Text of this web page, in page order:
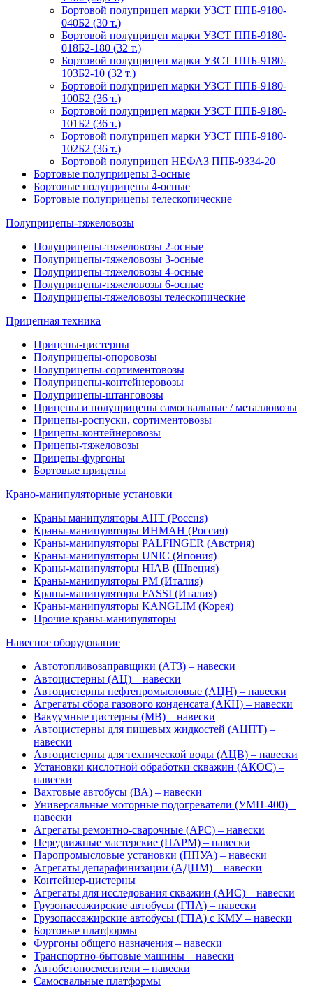
Бортовой полуприцеп марки УЗСТ ППБ-9180-
040Б2 (30 т.)
Бортовой полуприцеп марки УЗСТ ППБ-9180-
018Б2-180 (32 т.)
Бортовой полуприцеп марки УЗСТ ППБ-9180-
103Б2-10 (32 т.)
Бортовой полуприцеп марки УЗСТ ППБ-9180-
100Б2 (36 т.)
Бортовой полуприцеп марки УЗСТ ППБ-9180-
101Б2 (36 т.)
Бортовой полуприцеп марки УЗСТ ППБ-9180-
102Б2 (36 т.)
Бортовой полуприцеп НЕФАЗ ППБ-9334-20
Бортовые полуприцепы 3-осные
Бортовые полуприцепы 4-осные
Бортовые полуприцепы телескопические
Полуприцепы-тяжеловозы
Полуприцепы-тяжеловозы 2-осные
Полуприцепы-тяжеловозы 3-осные
Полуприцепы-тяжеловозы 4-осные
Полуприцепы-тяжеловозы 6-осные
Полуприцепы-тяжеловозы телескопические
Прицепная техника
Прицепы-цистерны
Полуприцепы-опоровозы
Полуприцепы-сортиментовозы
Полуприцепы-контейнеровозы
Полуприцепы-штанговозы
Прицепы и полуприцепы самосвальные / металловозы
Прицепы-роспуски, сортиментовозы
Прицепы-контейнеровозы
Прицепы-тяжеловозы
Прицепы-фургоны
Бортовые прицепы
Крано-манипуляторные установки
Краны манипуляторы АНТ (Россия)
Краны-манипуляторы ИНМАН (Россия)
Краны-манипуляторы PALFINGER (Австрия)
Краны-манипуляторы UNIC (Япония)
Краны-манипуляторы HIAB (Швеция)
Краны-манипуляторы PM (Италия)
Краны-манипуляторы FASSI (Италия)
Краны-манипуляторы KANGLIM (Корея)
Прочие краны-манипуляторы
Навесное оборудование
Автотопливозаправщики (АТЗ) – навески
Автоцистерны (АЦ) – навески
Автоцистерны нефтепромысловые (АЦН) – навески
Агрегаты сбора газового конденсата (АКН) – навески
Вакуумные цистерны (МВ) – навески
Автоцистерны для пищевых жидкостей (АЦПТ) –
навески
Автоцистерны для технической воды (АЦВ) – навески
Установки кислотной обработки скважин (АКОС) –
навески
Вахтовые автобусы (ВА) – навески
Универсальные моторные подогреватели (УМП-400) –
навески
Агрегаты ремонтно-сварочные (АРС) – навески
Передвижные мастерские (ПАРМ) – навески
Паропромысловые установки (ППУА) – навески
Агрегаты депарафинизации (АДПМ) – навески
Контейнер-цистерны
Агрегаты для исследования скважин (АИС) – навески
Грузопассажирские автобусы (ГПА) – навески
Грузопассажирские автобусы (ГПА) с КМУ – навески
Бортовые платформы
Фургоны общего назначения – навески
Транспортно-бытовые машины – навески
Автобетоносмесители – навески
Самосвальные платформы